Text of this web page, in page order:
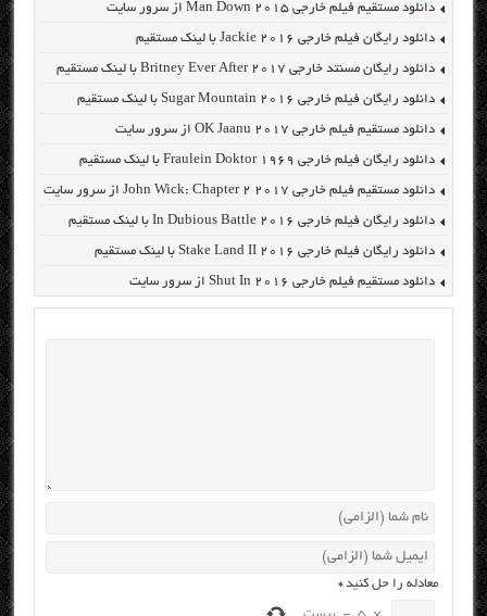
دانلود مستقیم فیلم خارجی Man Down 2015 از سرور سایت
دانلود رایگان فیلم خارجی Jackie 2016 با لینک مستقیم
دانلود رایگان مسنتد خارجی Britney Ever After 2017 با لینک مستقیم
دانلود رایگان فیلم خارجی Sugar Mountain 2016 با لینک مستقیم
دانلود مستقیم فیلم خارجی OK Jaanu 2017 از سرور سایت
دانلود رایگان فیلم خارجی Fraulein Doktor 1969 با لینک مستقیم
دانلود مستقیم فیلم خارجی John Wick: Chapter 2 2017 از سرور سایت
دانلود رایگان فیلم خارجی In Dubious Battle 2016 با لینک مستقیم
دانلود رایگان فیلم خارجی Stake Land II 2016 با لینک مستقیم
دانلود مستقیم فیلم خارجی Shut In 2016 از سرور سایت
معادله را حل کنید*